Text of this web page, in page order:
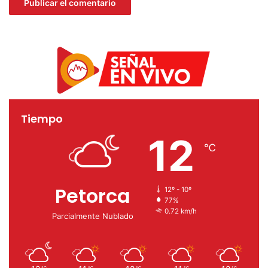
museo la ligua
Tiempo
Petorca
Parcialmente Nublado
12 ℃
12º - 10º
77%
0.72 km/h